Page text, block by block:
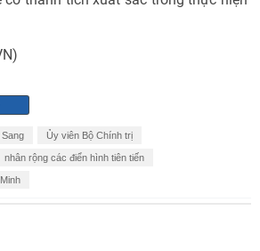
Ủy viên Bộ Chính trị
nhân rộng các điển hình tiên tiến